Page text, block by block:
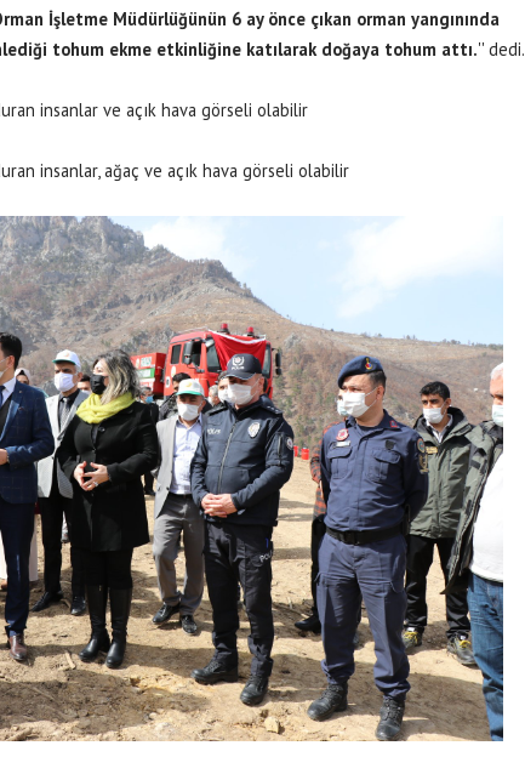
İşletme Müdürlüğünün 6 ay önce çıkan orman yangınında
tohum ekme etkinliğine katılarak doğaya tohum attı.'' dedi.